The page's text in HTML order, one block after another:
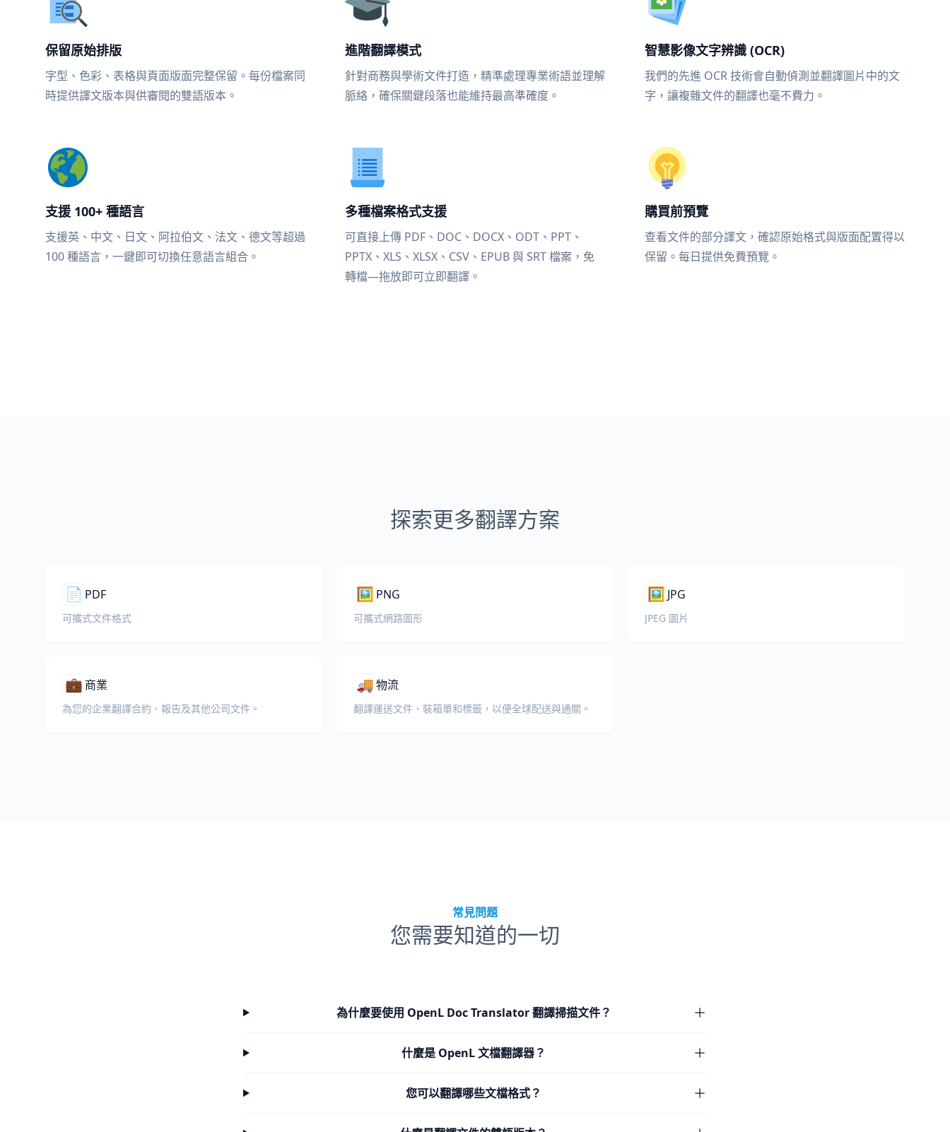
保留原始排版
字型、色彩、表格與頁面版面完整保留。每份檔案同
時提供譯文版本與供審閱的雙語版本。
進階翻譯模式
針對商務與學術文件打造，精準處理專業術語並理解
脈絡，確保關鍵段落也能維持最高準確度。
智慧影像文字辨識 (OCR)
我們的先進 OCR 技術會自動偵測並翻譯圖片中的文
字，讓複雜文件的翻譯也毫不費力。
支援 100+ 種語言
支援英、中文、日文、阿拉伯文、法文、德文等超過
100 種語言，一鍵即可切換任意語言組合。
多種檔案格式支援
可直接上傳 PDF、DOC、DOCX、ODT、PPT、
PPTX、XLS、XLSX、CSV、EPUB 與 SRT 檔案，免
轉檔—拖放即可立即翻譯。
購買前預覽
查看文件的部分譯文，確認原始格式與版面配置得以
保留。每日提供免費預覽。
探索更多翻譯方案
📄 PDF
可攜式文件格式
🖼️ PNG
可攜式網路圖形
🖼️ JPG
JPEG 圖片
💼 商業
為您的企業翻譯合約、報告及其他公司文件。
🚚物流
翻譯運送文件、裝箱單和標籤，以便全球配送與通關。
常見問題
您需要知道的一切
為什麼要使用 OpenL Doc Translator 翻譯掃描文件？
什麼是 OpenL 文檔翻譯器？
您可以翻譯哪些文檔格式？